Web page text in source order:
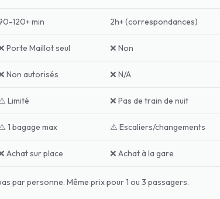
120+ min 2h+ (correspondances)
Porte Maillot seul ❌ Non
Non autorisés ❌ N/A
Limité ❌ Pas de train de nuit
1 bagage max ⚠️ Escaliers/changements
Achat sur place ❌ Achat à la gare
par personne. Même prix pour 1 ou 3 passagers.